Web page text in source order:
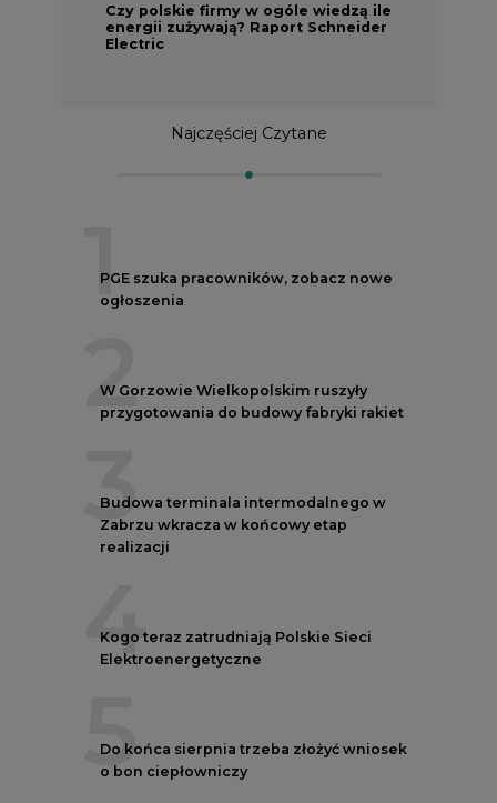
Czy polskie firmy w ogóle wiedzą ile
energii zużywają? Raport Schneider
Electric
Najczęściej Czytane
1
PGE szuka pracowników, zobacz nowe
ogłoszenia
2
W Gorzowie Wielkopolskim ruszyły
przygotowania do budowy fabryki rakiet
3
Budowa terminala intermodalnego w
Zabrzu wkracza w końcowy etap
realizacji
4
Kogo teraz zatrudniają Polskie Sieci
Elektroenergetyczne
5
Do końca sierpnia trzeba złożyć wniosek
o bon ciepłowniczy